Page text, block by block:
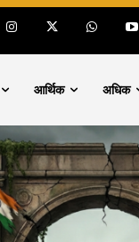
आर्थिक अधिक